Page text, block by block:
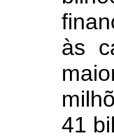
às
41